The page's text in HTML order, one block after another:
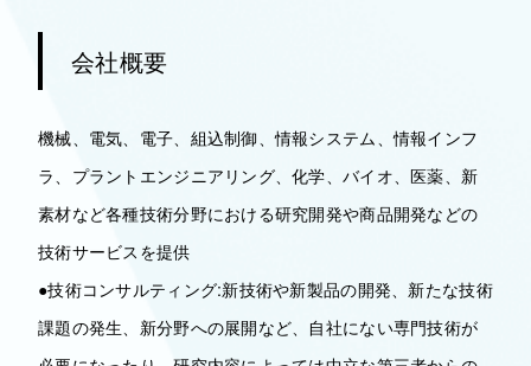
会社概要
機械、電気、電子、組込制御、情報システム、情報インフ
ラ、プラントエンジニアリング、化学、バイオ、医薬、新
素材など各種技術分野における研究開発や商品開発などの
技術サービスを提供
●技術コンサルティング:新技術や新製品の開発、新たな技術
課題の発生、新分野への展開など、自社にない専門技術が